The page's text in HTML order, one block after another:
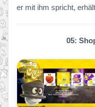
er mit ihm spricht,
05: